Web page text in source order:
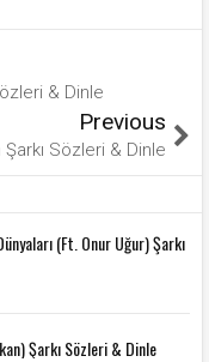
& Dinle
Previous
Sözleri & Dinle
(Ft. Onur Uğur) Şarkı
Şarkı Sözleri & Dinle